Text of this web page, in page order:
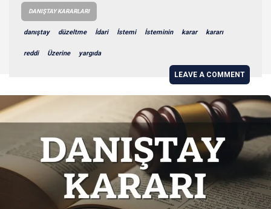
DANIŞTAY KARARLARI
danıştay düzeltme İdari İstemi İsteminin karar kararı
reddi Üzerine yargıda
LEAVE A COMMENT